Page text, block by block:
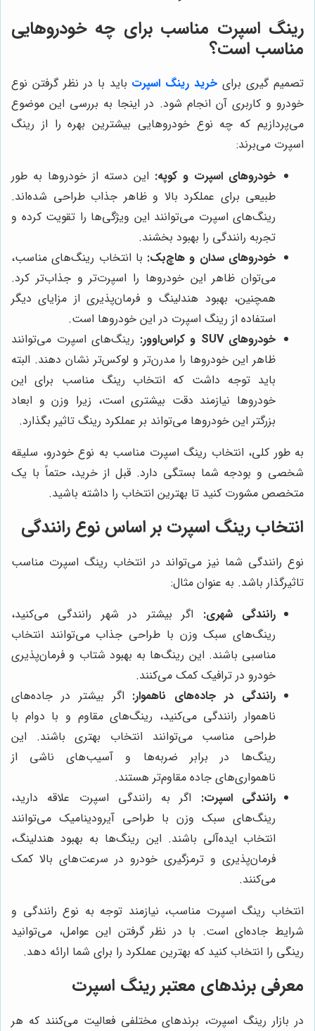
رینگ اسپرت مناسب برای چه خودروهایی
مناسب است؟
تصمیم گیری برای خرید رینگ اسپرت باید با در نظر گرفتن نوع
خودرو و کاربری آن انجام شود. در اینجا به بررسی این موضوع
می‌پردازیم که چه نوع خودروهایی بیشترین بهره را از رینگ
اسپرت می‌برند:
خودروهای اسپرت و کوپه: این دسته از خودروها به طور
طبیعی برای عملکرد بالا و ظاهر جذاب طراحی شده‌اند.
رینگ‌های اسپرت می‌توانند این ویژگی‌ها را تقویت کرده و
تجربه رانندگی را بهبود بخشند.
خودروهای سدان و هاچ‌بک: با انتخاب رینگ‌های مناسب،
می‌توان ظاهر این خودروها را اسپرت‌تر و جذاب‌تر کرد.
همچنین، بهبود هندلینگ و فرمان‌پذیری از مزایای دیگر
استفاده از رینگ اسپرت در این خودروها است.
خودروهای SUV و کراس‌اوور:
رینگ‌های اسپرت می‌توانند
ظاهر این خودروها را مدرن‌تر و لوکس‌تر نشان دهند. البته
باید توجه داشت که انتخاب رینگ مناسب برای این
خودروها نیازمند دقت بیشتری است، زیرا وزن و ابعاد
بزرگتر این خودروها می‌تواند بر عملکرد رینگ تاثیر بگذارد.
به طور کلی، انتخاب رینگ اسپرت مناسب به نوع خودرو، سلیقه
شخصی و بودجه شما بستگی دارد. قبل از خرید، حتماً با یک
متخصص مشورت کنید تا بهترین انتخاب را داشته باشید.
انتخاب رینگ اسپرت بر اساس نوع رانندگی
نوع رانندگی شما نیز می‌تواند در انتخاب رینگ اسپرت مناسب
تاثیرگذار باشد. به عنوان مثال:
رانندگی شهری: اگر بیشتر در شهر رانندگی می‌کنید،
رینگ‌های سبک وزن با طراحی جذاب می‌توانند انتخاب
مناسبی باشند. این رینگ‌ها به بهبود شتاب و فرمان‌پذیری
خودرو در ترافیک کمک می‌کنند.
رانندگی در جاده‌های ناهموار: اگر بیشتر در جاده‌های
ناهموار رانندگی می‌کنید، رینگ‌های مقاوم و با دوام با
طراحی مناسب می‌توانند انتخاب بهتری باشند. این
رینگ‌ها در برابر ضربه‌ها و آسیب‌های ناشی از
ناهمواری‌های جاده مقاوم‌تر هستند.
رانندگی اسپرت: اگر به رانندگی اسپرت علاقه دارید،
رینگ‌های سبک وزن با طراحی آیرودینامیک می‌توانند
انتخاب ایده‌آلی باشند. این رینگ‌ها به بهبود هندلینگ،
فرمان‌پذیری و ترمزگیری خودرو در سرعت‌های بالا کمک
می‌کنند.
انتخاب رینگ اسپرت مناسب، نیازمند توجه به نوع رانندگی و
شرایط جاده‌ای است. با در نظر گرفتن این عوامل، می‌توانید
رینگی را انتخاب کنید که بهترین عملکرد را برای شما ارائه دهد.
معرفی برندهای معتبر رینگ اسپرت
در بازار رینگ اسپرت، برندهای مختلفی فعالیت می‌کنند که هر